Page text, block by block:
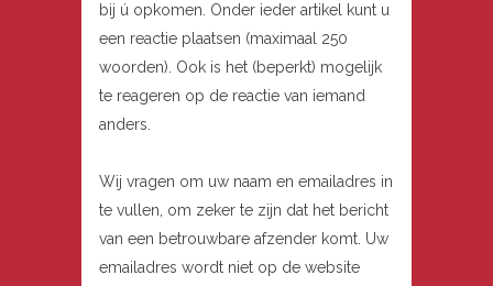
bij ú opkomen. Onder ieder artikel kunt u
een reactie plaatsen (maximaal 250
woorden). Ook is het (beperkt) mogelijk
te reageren op de reactie van iemand
anders.
Wij vragen om uw naam en emailadres in
te vullen, om zeker te zijn dat het bericht
van een betrouwbare afzender komt. Uw
emailadres wordt niet op de website